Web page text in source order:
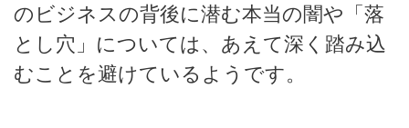
のビジネスの背後に潜む本当の闇や「落
とし穴」については、あえて深く踏み込
むことを避けているようです。